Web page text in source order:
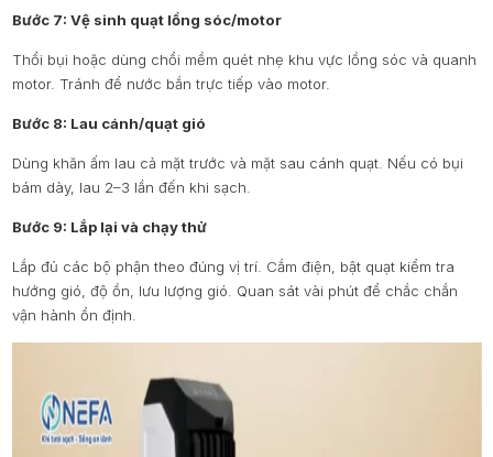
Bước 7: Vệ sinh quạt lồng sóc/motor
Thổi bụi hoặc dùng chổi mềm quét nhẹ khu vực lồng sóc và quanh
motor. Tránh để nước bắn trực tiếp vào motor.
Bước 8: Lau cánh/quạt gió
Dùng khăn ấm lau cả mặt trước và mặt sau cánh quạt. Nếu có bụi
bám dày, lau 2–3 lần đến khi sạch.
Bước 9: Lắp lại và chạy thử
Lắp đủ các bộ phận theo đúng vị trí. Cắm điện, bật quạt kiểm tra
hướng gió, độ ồn, lưu lượng gió. Quan sát vài phút để chắc chắn
vận hành ổn định.